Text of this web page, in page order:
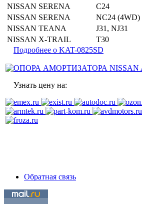
NISSAN SERENA C24
NISSAN SERENA NC24 (4WD)
NISSAN TEANA J31, NJ31
NISSAN X-TRAIL T30
Подробнее о KAT-0825SD
Узнать цену на:
Обратная связь